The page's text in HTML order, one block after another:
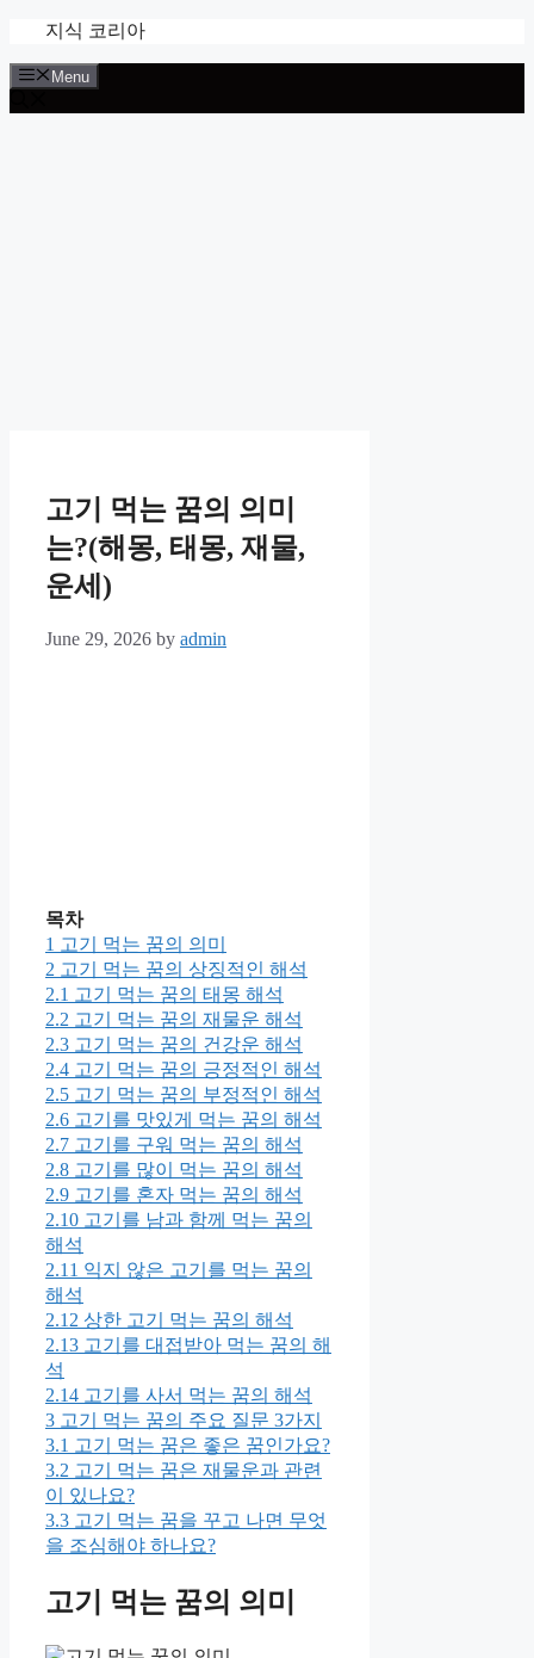
content
지식 코리아
Menu
고기 먹는 꿈의 의미
는?(해몽, 태몽, 재물,
운세)
June 29, 2026 by admin
목차
1 고기 먹는 꿈의 의미
2 고기 먹는 꿈의 상징적인 해석
2.1 고기 먹는 꿈의 태몽 해석
2.2 고기 먹는 꿈의 재물운 해석
2.3 고기 먹는 꿈의 건강운 해석
2.4 고기 먹는 꿈의 긍정적인 해석
2.5 고기 먹는 꿈의 부정적인 해석
2.6 고기를 맛있게 먹는 꿈의 해석
2.7 고기를 구워 먹는 꿈의 해석
2.8 고기를 많이 먹는 꿈의 해석
2.9 고기를 혼자 먹는 꿈의 해석
2.10 고기를 남과 함께 먹는 꿈의
해석
2.11 익지 않은 고기를 먹는 꿈의
해석
2.12 상한 고기 먹는 꿈의 해석
2.13 고기를 대접받아 먹는 꿈의 해
석
2.14 고기를 사서 먹는 꿈의 해석
3 고기 먹는 꿈의 주요 질문 3가지
3.1 고기 먹는 꿈은 좋은 꿈인가요?
3.2 고기 먹는 꿈은 재물운과 관련
이 있나요?
3.3 고기 먹는 꿈을 꾸고 나면 무엇
을 조심해야 하나요?
고기 먹는 꿈의 의미